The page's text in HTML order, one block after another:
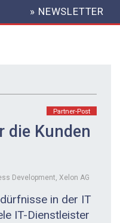
HEADER
MENU
» NEWSLETTER
Partner-Post
die Kunden
Development, Xelon AG
in der IT
IT-Dienstleister